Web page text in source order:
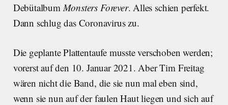
Debütalbum Monsters Forever. Alles schien perfekt.
Dann schlug das Coronavirus zu.
Die geplante Plattentaufe musste verschoben werden;
vorerst auf den 10. Januar 2021. Aber Tim Freitag
wären nicht die Band, die sie nun mal eben sind,
wenn sie nun auf der faulen Haut liegen und sich auf